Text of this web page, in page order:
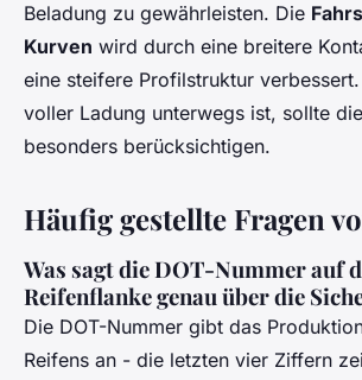
Beladung zu gewährleisten. Die
Kurven wird durch eine breitere
eine steifere Profilstruktur
voller Ladung unterwegs ist, sollte
besonders berücksichtigen.
Häufig gestellte Fragen
Was sagt die DOT-Nummer auf
Reifenflanke genau über die
Die DOT-Nummer gibt das
Reifens an - die letzten vier Ziffern